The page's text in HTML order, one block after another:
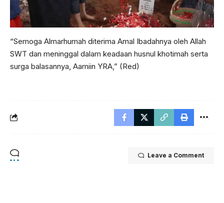
“Semoga Almarhumah diterima Amal Ibadahnya oleh Allah
SWT dan meninggal dalam keadaan husnul khotimah serta
surga balasannya, Aamiin YRA,” (Red)
Leave a Comment